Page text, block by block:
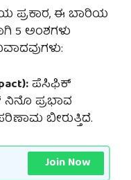
ಪ್ರಕಾರ, ಈ ಬಾರಿಯ
5 ಅಂಶಗಳು
ಪೆಸಿಫಿಕ್
ನಿನೊ ಪ್ರಭಾವ
ಬೀರುತ್ತಿದೆ.
Join Now